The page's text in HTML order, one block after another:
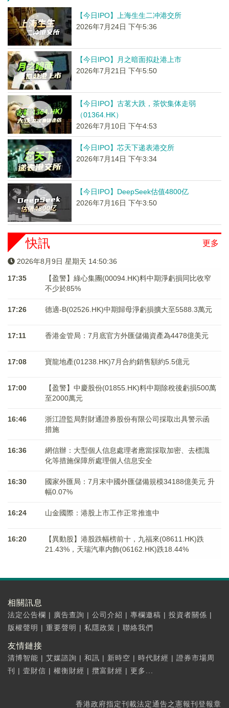
【今日IPO】上海生生二冲港交所
2026年7月24日 下午5:36
【今日IPO】月之暗面拟赴港上市
2026年7月21日 下午5:50
【今日IPO】古茗大跌，茶饮集体走弱
（01364.HK）
2026年7月10日 下午4:53
【今日IPO】芯天下递表港交所
2026年7月14日 下午3:34
【今日IPO】DeepSeek估值4800亿
2026年7月16日 下午3:50
更多
快訊
2026年8月9日 星期天 14:50:36
17:35
【盈警】綠心集團(00094.HK)料中期淨虧損同比收窄
不少於85%
17:26 德適-B(02526.HK)中期歸母淨虧損擴大至5588.3萬元
17:11 香港金管局：7月底官方外匯儲備資產為4478億美元
17:08 寶龍地產(01238.HK)7月合約銷售額約5.5億元
17:00
【盈警】中慶股份(01855.HK)料中期除稅後虧損500萬
至2000萬元
16:46
浙江證監局對財通證券股份有限公司採取出具警示函
措施
16:36
網信辦：大型個人信息處理者應當採取加密、去標識
化等措施保障所處理個人信息安全
16:30
國家外匯局：7月末中國外匯儲備規模34188億美元 升
幅0.07%
16:24 山金國際：港股上市工作正常推進中
16:20
【異動股】港股跌幅榜前十，九福來(08611.HK)跌
21.43%，天瑞汽車内飾(06162.HK)跌18.44%
相關訊息
法定公告欄 | 廣告查詢 | 公司介紹 | 專欄邀稿 | 投資者關係 |
版權聲明 | 重要聲明 | 私隱政策 | 聯絡我們
友情鏈接
清博智能 | 艾媒諮詢 | 和訊 | 新時空 | 時代財經 | 證券市場周
刊
| 壹財信 | 權衡財經 | 攬富財經 | 更多...
香港政府指定刊載法定通告之憲報刊登報章